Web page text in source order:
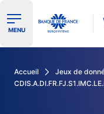
Ouvrir le menu de
MENU
Accueil Jeux de